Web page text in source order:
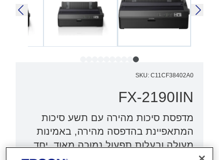
SKU: C11CF38402A0
FX-2190IIN
מדפסת סיכות מהירה עם תשע סיכות
המתאפיינת בהדפסה מהירה, באמינות
מעולה ובעלות תפעול נמוכה מאוד, יחד